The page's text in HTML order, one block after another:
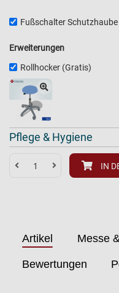
Fußschalter Schutzhaube
Erweiterungen
Rollhocker (Gratis)
Pflege & Hygiene
IN
Artikel Messe
Bewertungen